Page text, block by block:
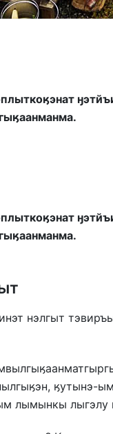
нэлгыт
ӄутынэ-
лымынкы лыгэлу